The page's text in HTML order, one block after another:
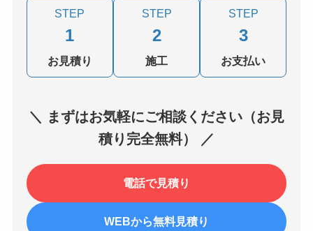
STEP
1
お見積り
STEP
2
施工
STEP
3
お支払い
＼ まずはお気軽にご相談ください（お見
積り完全無料） ／
電話で見積り
WEBから無料見積り